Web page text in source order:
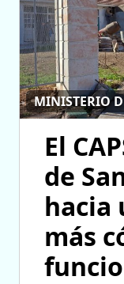
MINISTERIO
El
de
hacia
más